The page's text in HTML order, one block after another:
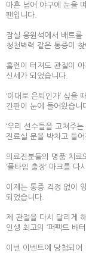
마흔 넘어 야구에 눈을
팬입니다.
잠실 응원석에서 배트를
청천벽력 같은 통증이 찾
홈런이 터져도 관절이
신세가 되었습니다.
‘이대로 은퇴인가’ 싶을
간판이 눈에 들어왔습니
‘우리 선수들을 고쳐주
진료실 문을 박차고 들어
의료진분들의 명품 치료
‘풀타임 출장’ 마크를 다
이제는 통증 걱정 없이
되었습니다.
제 관절을 다시 달리게
인생 최고의 ‘퍼펙트 배터
이번 이벤트에 당첨되어